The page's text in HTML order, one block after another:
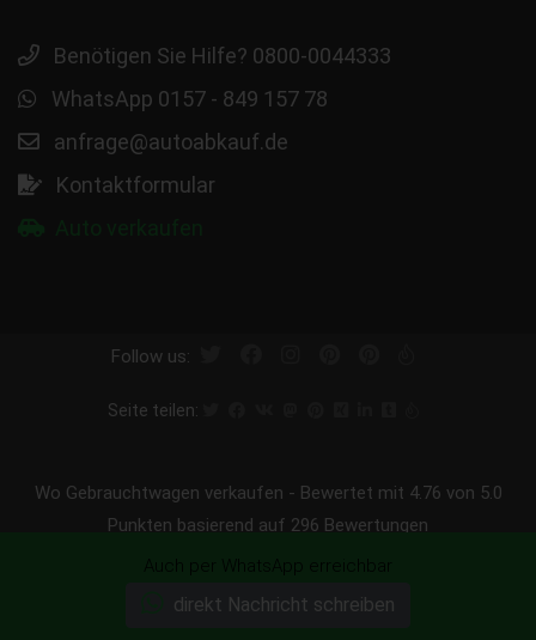
Benötigen Sie Hilfe? 0800-0044333
WhatsApp 0157 - 849 157 78
anfrage@autoabkauf.de
Kontaktformular
Follow us:
Seite teilen:
Wo Gebrauchtwagen verkaufen - Bewertet mit 4.76 von 5.0
Punkten basierend auf 296 Bewertungen
Wir kaufen Ihr Auto heute ab - sofort Abmeldung - sofort
Auch per WhatsApp erreichbar
direkt Nachricht schreiben